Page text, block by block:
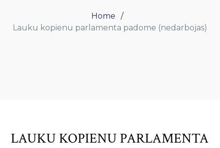
Home
Lauku kopienu parlamenta padome (nedarbojas)
LAUKU KOPIENU PARLAMENTA